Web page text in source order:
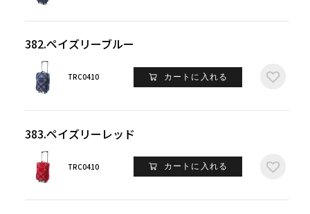
382.ペイズリーブルー
TRC0410 カートに入れる
383.ペイズリーレッド
TRC0410 カートに入れる